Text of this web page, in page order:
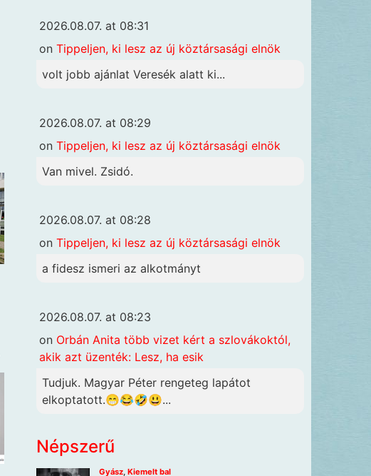
2026.08.07. at 08:31
on Tippeljen, ki lesz az új köztársasági elnök
volt jobb ajánlat Veresék alatt ki...
2026.08.07. at 08:29
on Tippeljen, ki lesz az új köztársasági elnök
Van mivel. Zsidó.
2026.08.07. at 08:28
on Tippeljen, ki lesz az új köztársasági elnök
a fidesz ismeri az alkotmányt
2026.08.07. at 08:23
on Orbán Anita több vizet kért a szlovákoktól,
akik azt üzenték: Lesz, ha esik
Tudjuk. Magyar Péter rengeteg lapátot
elkoptatott.😁😂🤣😃...
Népszerű